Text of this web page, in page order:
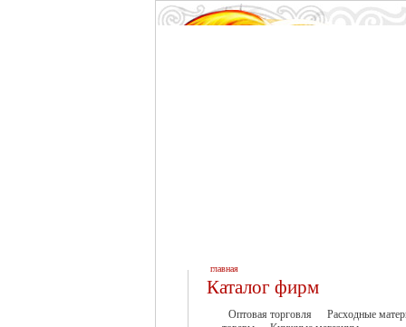
главная
Каталог фирм
Оптовая торговля Расходные